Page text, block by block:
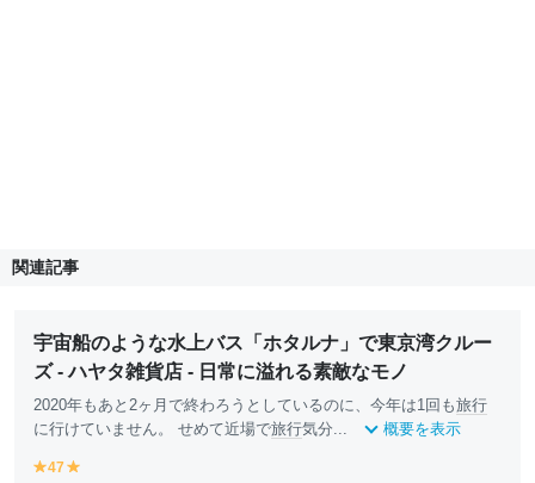
関連記事
宇宙船のような水上バス「ホタルナ」で東京湾クルー
ズ - ハヤタ雑貨店 - 日常に溢れる素敵なモノ
2020年もあと2ヶ月で終わろうとしているのに、今年は1回も旅行
に行けていません。 せめて近場で旅行気分... 概要を表示
y
47